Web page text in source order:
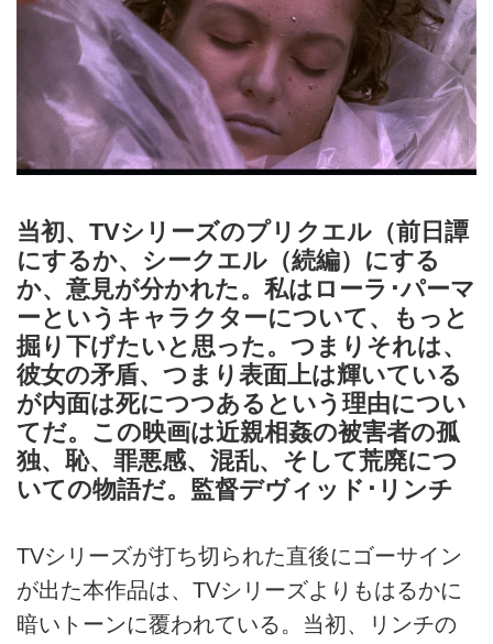
当初、TVシリーズのプリクエル（前日譚
にするか、シークエル（続編）にする
か、意見が分かれた。私はローラ･パーマ
ーというキャラクターについて、もっと
掘り下げたいと思った。つまりそれは、
彼女の矛盾、つまり表面上は輝いている
が内面は死につつあるという理由につい
てだ。この映画は近親相姦の被害者の孤
独、恥、罪悪感、混乱、そして荒廃につ
いての物語だ。監督デヴィッド･リンチ
TVシリーズが打ち切られた直後にゴーサイン
が出た本作品は、TVシリーズよりもはるかに
暗いトーンに覆われている。当初、リンチの